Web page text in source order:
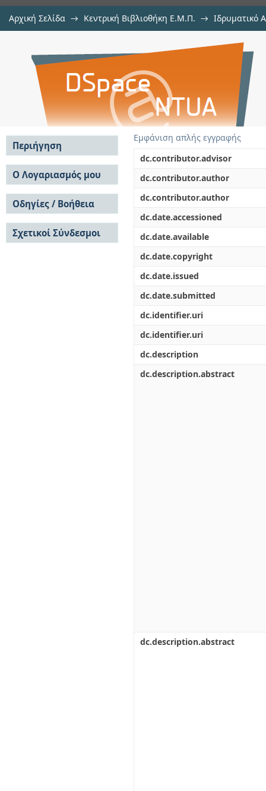
Αρχική Σελίδα → Κεντρική Βιβλιοθήκη Ε.Μ.Π. → Ιδρυματικό
Μοντελοποίηση διαδικασιών
λογισμικού ARIS. Μελέτη
Αυτοδιοίκησης της Αττικής
Εμφάνιση απλής εγγραφής
dc.contributor.advisor
dc.contributor.author
dc.contributor.author
dc.date.accessioned
dc.date.available
dc.date.copyright
dc.date.issued
dc.date.submitted
dc.identifier.uri
dc.identifier.uri
dc.description
dc.description.abstract
dc.description.abstract
Περιήγηση
Σε όλο το DSpace
Κοινότητες & Συλλογές
Ανά Ημερομηνία
Έκδοσης
Συγγραφείς
Τίτλοι
Θέματα
Ο Λογαριασμός μου
Σύνδεση
Εγγραφή
Οδηγίες / Βοήθεια
Οδηγίες Υποβολής
Οδηγίες Χρήσης ΙΑ
Συχνές Ερωτήσεις
Σχετικοί Σύνδεσμοι